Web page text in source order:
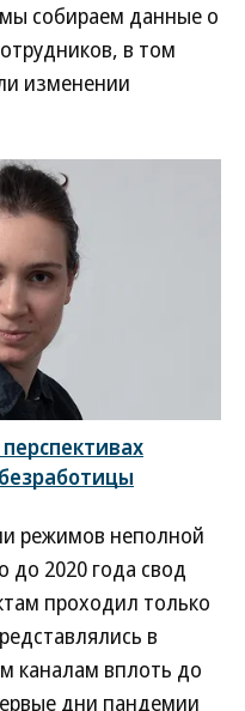
собираем данные о
в том
изменении
режимов неполной
до 2020 года свод
проходил только
в
каналам вплоть до
дни пандемии